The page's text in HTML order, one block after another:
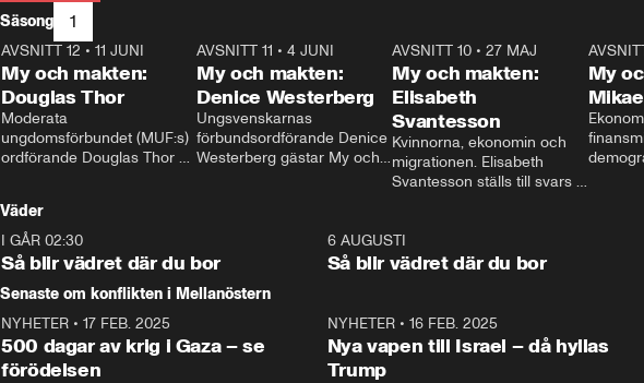
Säsong 1
26:27
AVSNITT 12 • 11 JUNI
My och makten:
Douglas Thor
Moderata
ungdomsförbundet (MUF:s)
ordförande Douglas Thor
tonårsutvisningarna och hur
Moderaterna ska locka
väljare till valet i höst.
23:40
AVSNITT 11 •4 JUNI
My och makten:
Denice Westerberg
Ungsvenskarnas
förbundsordförande Denice
Westerberg gästar My och
AVSNITT 10 •27 MAJ
My och makten:
Elisabeth
Svantesson
Kvinnorna, ekonomin och
migrationen. Elisabeth
Svantesson ställs till svars
My
Väder
I GÅR 02:30
Så blir vädret där du bor
6 AUGUSTI
Så blir vädret där du bor
Senaste om konflikten i Mellanöstern
NYHETER • 17 FEB. 2025
500 dagar av krig i Gaza – se
förödelsen
NYHETER• 16 FEB. 2025
Nya vapen till Israel – då hyllas
Trump